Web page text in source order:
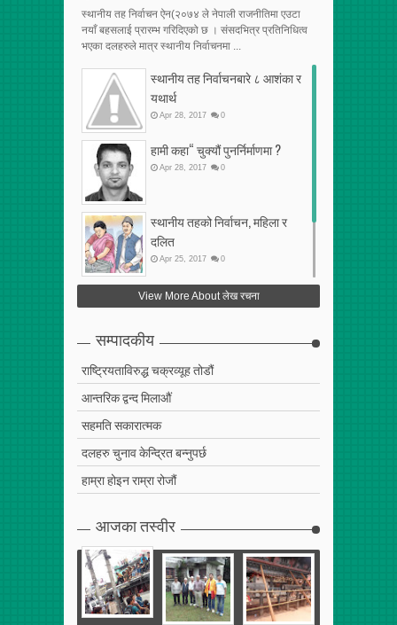
स्थानीय तह निर्वाचन ऐन(२०७४ ले नेपाली राजनीतिमा एउटा
नयाँ बहसलाई प्रारम्भ गरिदिएको छ । संसदभित्र प्रतिनिधित्व
भएका दलहरुले मात्र स्थानीय निर्वाचनमा ...
स्थानीय तह निर्वाचनबारे ८ आशंका र
यथार्थ
Apr 28 2017 0
हामी कहा“ चुक्यौं पुनर्निर्माणमा ?
Apr 28 2017 0
स्थानीय तहको निर्वाचन, महिला र
दलित
Apr 25 2017 0
फेरि अर्को गलत सहमति
View More About लेख रचना
सम्पादकीय
राष्ट्रियताविरुद्ध चक्रव्यूह तोडौं
आन्तरिक द्वन्द मिलाऔं
सहमति सकारात्मक
दलहरु चुनाव केन्द्रित बन्नुपर्छ
हाम्रा होइन राम्रा रोजौं
आजका तस्वीर